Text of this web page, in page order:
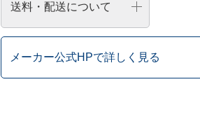
送料・配送について
メーカー公式HPで詳しく見る